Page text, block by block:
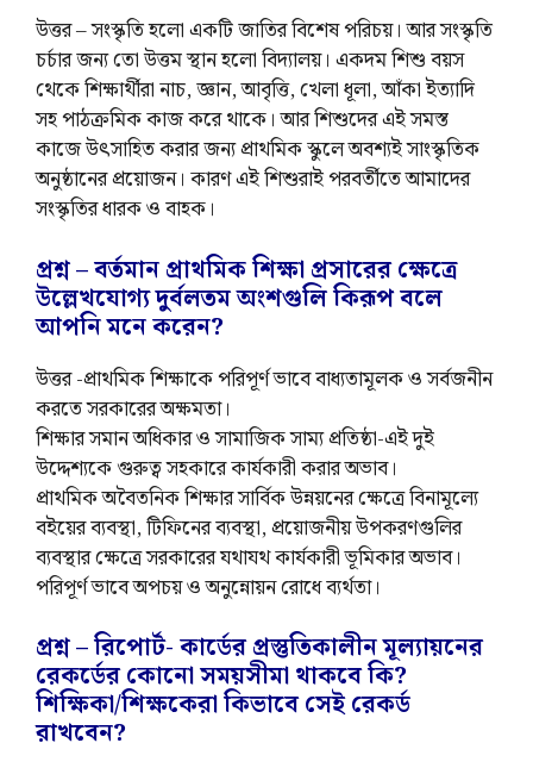
উত্তর – সংস্কৃতি হলো একটি জাতির বিশেষ পরিচয়। আর সংস্কৃতি
চর্চার জন্য তো উত্তম স্থান হলো বিদ্যালয়। একদম শিশু বয়স
থেকে শিক্ষার্থীরা নাচ, জ্ঞান, আবৃত্তি, খেলা ধূলা, আঁকা ইত্যাদি
সহ পাঠক্রমিক কাজ করে থাকে। আর শিশুদের এই সমস্ত
কাজে উৎসাহিত করার জন্য প্রাথমিক স্কুলে অবশ্যই সাংস্কৃতিক
অনুষ্ঠানের প্রয়োজন। কারণ এই শিশুরাই পরবর্তীতে আমাদের
সংস্কৃতির ধারক ও বাহক।
প্রশ্ন – বর্তমান প্রাথমিক শিক্ষা প্রসারের ক্ষেত্রে
উল্লেখযোগ্য দুর্বলতম অংশগুলি কিরূপ বলে
আপনি মনে করেন?
উত্তর -প্রাথমিক শিক্ষাকে পরিপূর্ণ ভাবে বাধ্যতামূলক ও সর্বজনীন
করতে সরকারের অক্ষমতা।
শিক্ষার সমান অধিকার ও সামাজিক সাম্য প্রতিষ্ঠা-এই দুই
উদ্দেশ্যকে গুরুত্ব সহকারে কার্যকারী করার অভাব।
প্রাথমিক অবৈতনিক শিক্ষার সার্বিক উন্নয়নের ক্ষেত্রে বিনামূল্যে
বইয়ের ব্যবস্থা, টিফিনের ব্যবস্থা, প্রয়োজনীয় উপকরণগুলির
ব্যবস্থার ক্ষেত্রে সরকারের যথাযথ কার্যকারী ভূমিকার অভাব।
পরিপূর্ণ ভাবে অপচয় ও অনুন্নোয়ন রোধে ব্যর্থতা।
প্রশ্ন – রিপোর্ট- কার্ডের প্রস্তুতিকালীন মূল্যায়নের
রেকর্ডের কোনো সময়সীমা থাকবে কি?
শিক্ষিকা/শিক্ষকেরা কিভাবে সেই রেকর্ড
রাখবেন?